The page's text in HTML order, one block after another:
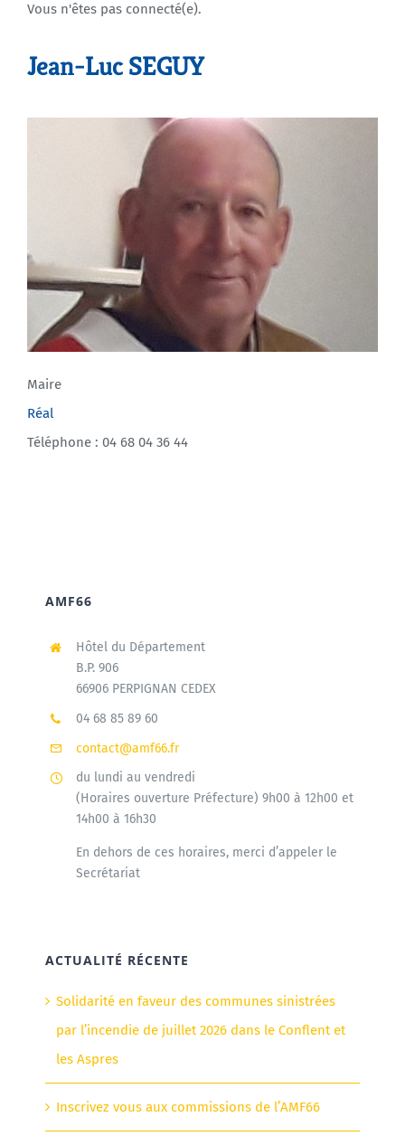
Agenda
Vous n'êtes pas connecté(e).
Jean-Luc SEGUY
Maire
Réal
Téléphone : 04 68 04 36 44
AMF66
Hôtel du Département
B.P. 906
66906 PERPIGNAN CEDEX
04 68 85 89 60
contact@amf66.fr
du lundi au vendredi
(Horaires ouverture Préfecture) 9h00 à 12h00 et
14h00 à 16h30
En dehors de ces horaires, merci d’appeler le
Secrétariat
ACTUALITÉ RÉCENTE
Solidarité en faveur des communes sinistrées
par l’incendie de juillet 2026 dans le Conflent et
les Aspres
Inscrivez vous aux commissions de l’AMF66